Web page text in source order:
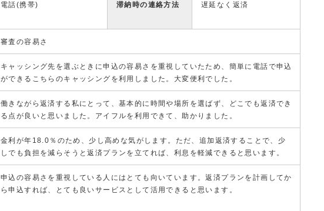
電話(携帯) 滞納時の連絡方法 遅延なく返済
審査の容易さ
キャッシング先を選ぶときに申込の容易さを重視していたため、簡単に電話で申込
ができるこちらのキャッシングを利用しました。大変便利でした。
働きながら返済する私にとって、基本的に時間や場所を選ばず、どこでも返済でき
る点が良いと思いました。アイフルを利用できて、助かりました。
金利が年18.0％のため、少し高めな気がします。ただ、追加返済することで、少
しでも負担を減らそうと返済プランを立てれば、利息を軽減できると思います。
申込の容易さを重視している人にはとても向いています。返済プランを計画してか
ら申込すれば、とても良いサービスとして活用できると思います。